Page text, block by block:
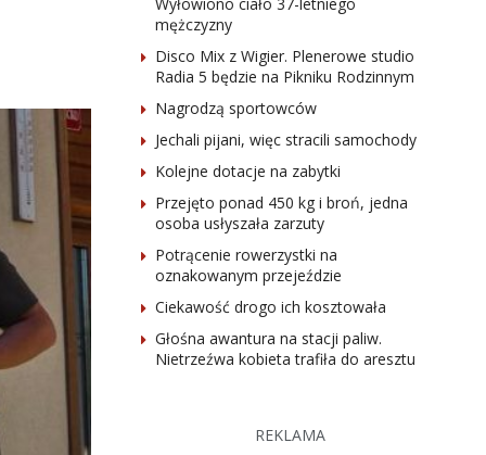
mężczyzny
Disco Mix z Wigier. Plenerowe studio
Radia 5 będzie na Pikniku Rodzinnym
Nagrodzą sportowców
Jechali pijani, więc stracili samochody
Kolejne dotacje na zabytki
Przejęto ponad 450 kg i broń, jedna
osoba usłyszała zarzuty
Potrącenie rowerzystki na
oznakowanym przejeździe
Ciekawość drogo ich kosztowała
Głośna awantura na stacji paliw.
Nietrzeźwa kobieta trafiła do aresztu
REKLAMA